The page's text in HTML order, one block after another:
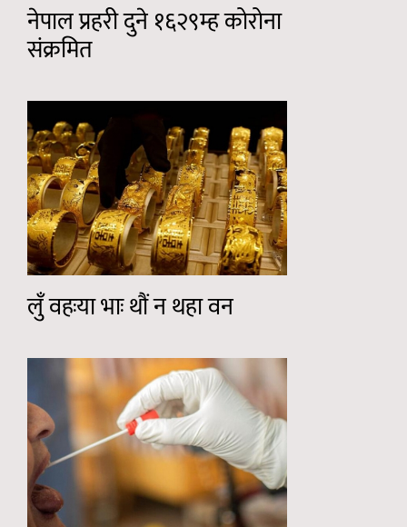
नेपाल प्रहरी दुने १६२९म्ह कोरोना
संक्रमित
लुँ वहःया भाः थौं न थहा वन